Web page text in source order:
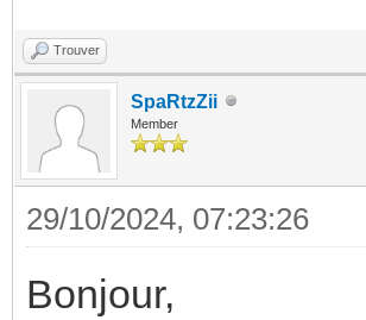
Trouver
SpaRtzZii
Member
29/10/2024, 07:23:26
Bonjour,